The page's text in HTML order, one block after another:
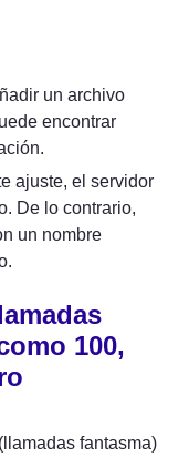
un archivo
encontrar
ajuste, el servidor
De lo contrario,
un nombre
100,
fantasma)